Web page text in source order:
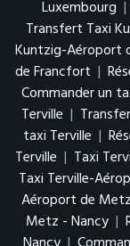
Luxembourg |
Transfert Taxi
Kuntzig-Aéroport
de Francfort |
Commander un
Terville |
taxi Terville |
Terville | Taxi
Taxi Terville-
Aéroport de
Metz - Nancy |